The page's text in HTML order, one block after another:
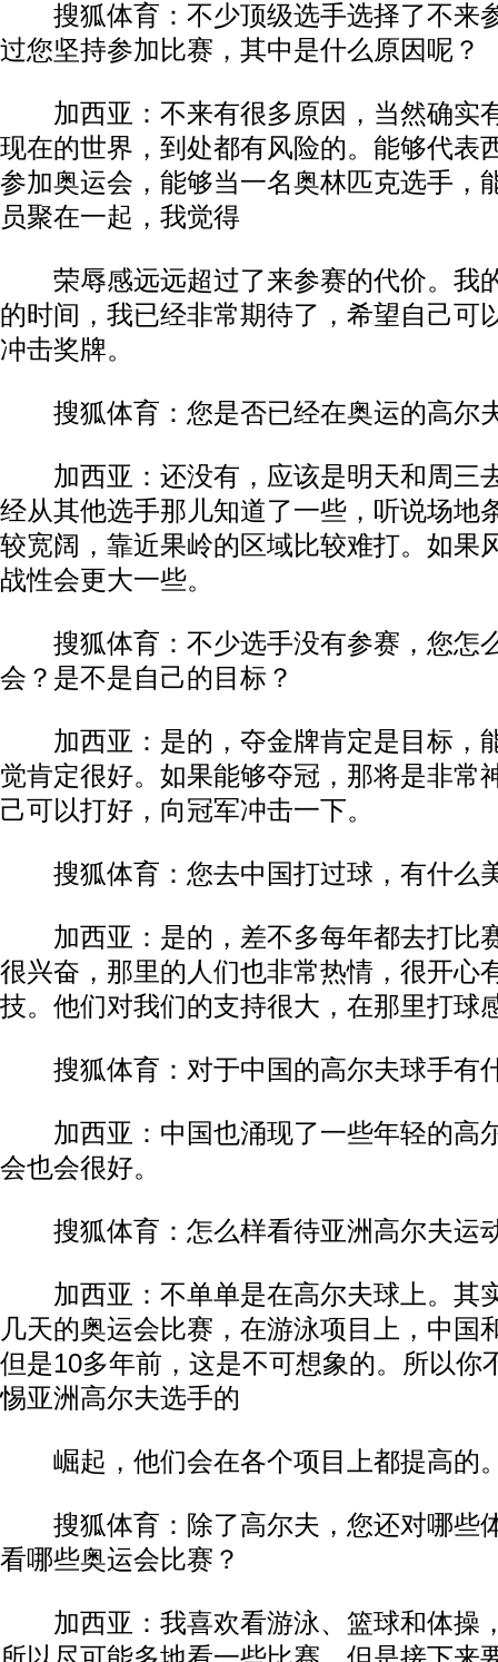
搜狐体育：不少顶级选手选择了不来
过您坚持参加比赛，其中是什么原因呢？
加西亚：不来有很多原因，当然确实
现在的世界，到处都有风险的。能够代表
参加奥运会，能够当一名奥林匹克选手，
员聚在一起，我觉得
荣辱感远远超过了来参赛的代价。我
的时间，我已经非常期待了，希望自己可
冲击奖牌。
搜狐体育：您是否已经在奥运的高尔
加西亚：还没有，应该是明天和周三
经从其他选手那儿知道了一些，听说场地
较宽阔，靠近果岭的区域比较难打。如果
战性会更大一些。
搜狐体育：不少选手没有参赛，您怎
会？是不是自己的目标？
加西亚：是的，夺金牌肯定是目标，
觉肯定很好。如果能够夺冠，那将是非常
己可以打好，向冠军冲击一下。
搜狐体育：您去中国打过球，有什么
加西亚：是的，差不多每年都去打比
很兴奋，那里的人们也非常热情，很开心
技。他们对我们的支持很大，在那里打球
搜狐体育：对于中国的高尔夫球手有
加西亚：中国也涌现了一些年轻的高
会也会很好。
搜狐体育：怎么样看待亚洲高尔夫运
加西亚：不单单是在高尔夫球上。其
几天的奥运会比赛，在游泳项目上，中国
但是10多年前，这是不可想象的。所以你
惕亚洲高尔夫选手的
崛起，他们会在各个项目上都提高的
搜狐体育：除了高尔夫，您还对哪些
看哪些奥运会比赛？
加西亚：我喜欢看游泳、篮球和体操